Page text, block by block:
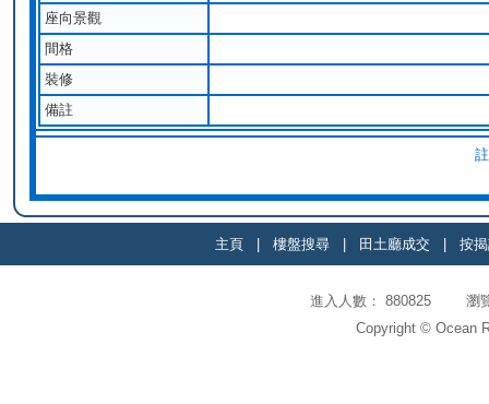
座向景觀
間格
裝修
備註
主頁 樓盤搜尋 田土廳成交 按
進入人數： 880825 瀏
Copyright © Ocean